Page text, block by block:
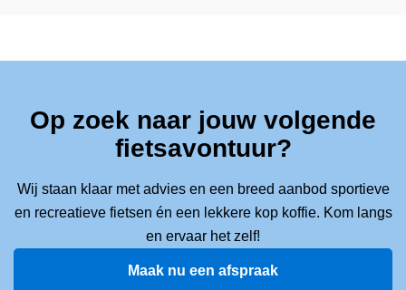
Op zoek naar jouw volgende
fietsavontuur?
Wij staan klaar met advies en een breed aanbod sportieve
en recreatieve fietsen én een lekkere kop koffie. Kom langs
en ervaar het zelf!
Maak nu een afspraak